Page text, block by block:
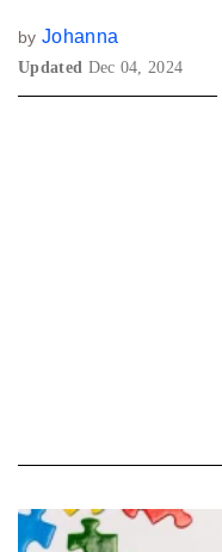
by Johanna
Updated Dec 04, 2024